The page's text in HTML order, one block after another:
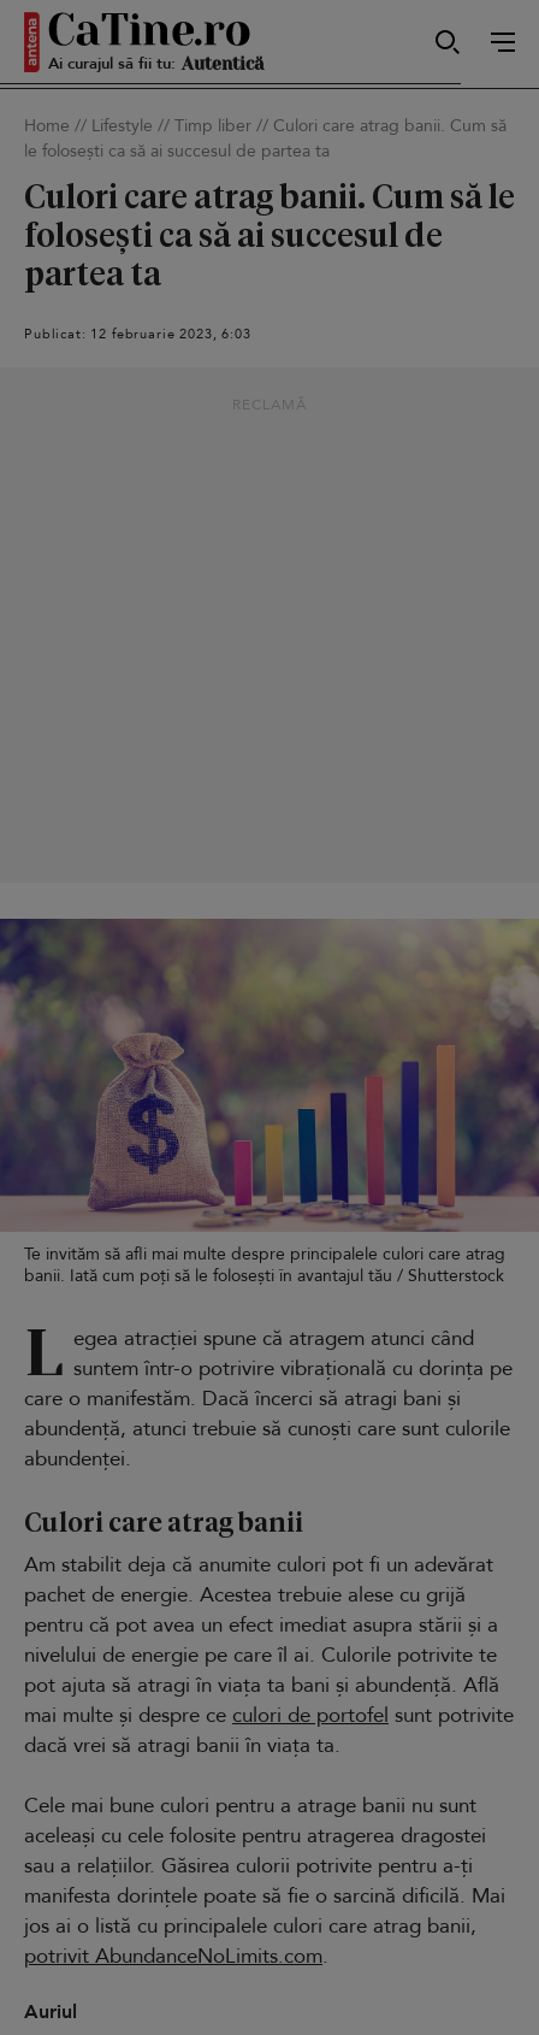
Ai curajul să fii tu: Sexy
Home // Lifestyle // Timp liber // Culori care atrag banii. Cum să
le folosești ca să ai succesul de partea ta
Culori care atrag banii. Cum să le
folosești ca să ai succesul de
partea ta
Publicat: 12 februarie 2023, 6:03
RECLAMĂ
Te invităm să afli mai multe despre principalele culori care atrag
banii. Iată cum poți să le folosești în avantajul tău / Shutterstock
L egea atracției spune că atragem atunci când
suntem într-o potrivire vibrațională cu dorința pe
care o manifestăm. Dacă încerci să atragi bani și
abundență, atunci trebuie să cunoști care sunt culorile
abundenței.
Culori care atrag banii
Am stabilit deja că anumite culori pot fi un adevărat
pachet de energie. Acestea trebuie alese cu grijă
pentru că pot avea un efect imediat asupra stării și a
nivelului de energie pe care îl ai. Culorile potrivite te
pot ajuta să atragi în viața ta bani și abundență. Află
mai multe și despre ce culori de portofel sunt potrivite
dacă vrei să atragi banii în viața ta.
Cele mai bune culori pentru a atrage banii nu sunt
aceleași cu cele folosite pentru atragerea dragostei
sau a relațiilor. Găsirea culorii potrivite pentru a-ți
manifesta dorințele poate să fie o sarcină dificilă. Mai
jos ai o listă cu principalele culori care atrag banii,
potrivit AbundanceNoLimits.com.
Auriul